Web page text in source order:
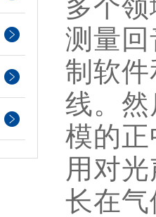
多个
测量
制软
线。
模的
用对
长在